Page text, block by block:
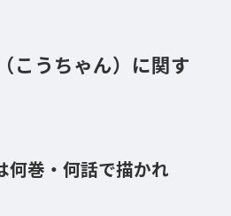
こうちゃん）に関す
何巻・何話で描かれ